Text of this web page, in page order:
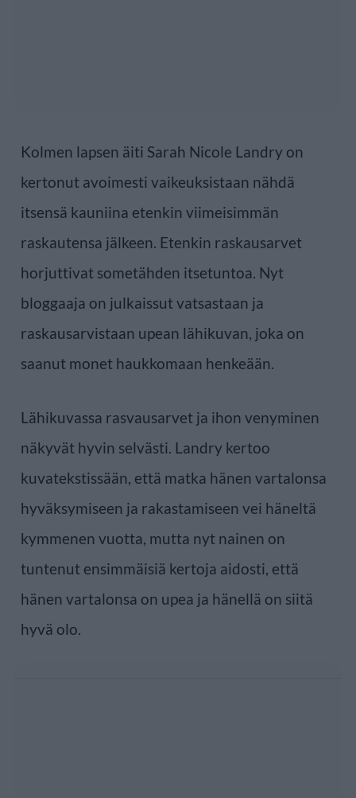
Kolmen lapsen äiti Sarah Nicole Landry on
kertonut avoimesti vaikeuksistaan nähdä
itsensä kauniina etenkin viimeisimmän
raskautensa jälkeen. Etenkin raskausarvet
horjuttivat sometähden itsetuntoa. Nyt
bloggaaja on julkaissut vatsastaan ja
raskausarvistaan upean lähikuvan, joka on
saanut monet haukkomaan henkeään.
Lähikuvassa rasvausarvet ja ihon venyminen
näkyvät hyvin selvästi. Landry kertoo
kuvatekstissään, että matka hänen vartalonsa
hyväksymiseen ja rakastamiseen vei häneltä
kymmenen vuotta, mutta nyt nainen on
tuntenut ensimmäisiä kertoja aidosti, että
hänen vartalonsa on upea ja hänellä on siitä
hyvä olo.